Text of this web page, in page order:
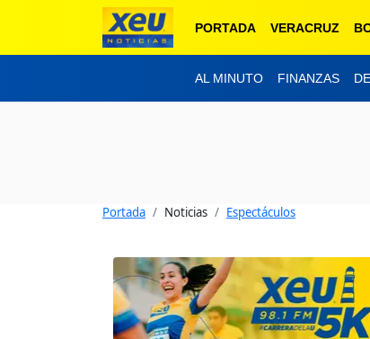
PORTADA VERACRUZ
AL MINUTO FINANZAS
Portada Noticias Espectáculos